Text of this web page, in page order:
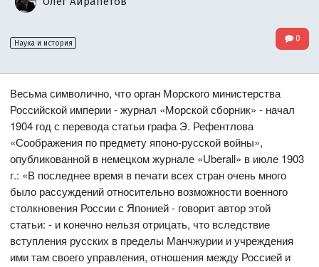
Наука и история 0
Весьма символично, что орган Морского министерства
Российской империи - журнал «Морской сборник» - начал
1904 год с перевода статьи графа Э. Рефентлова
«Соображения по предмету японо-русской войны»,
опубликованной в немецком журнале «Uberall» в июле 1903
г.: «В последнее время в печати всех стран очень много
было рассуждений относительно возможности военного
столкновения России с Японией - говорит автор этой
статьи: - и конечно нельзя отрицать, что вследствие
вступления русских в пределы Манчжурии и учреждения
ими там своего управления, отношения между Россией и